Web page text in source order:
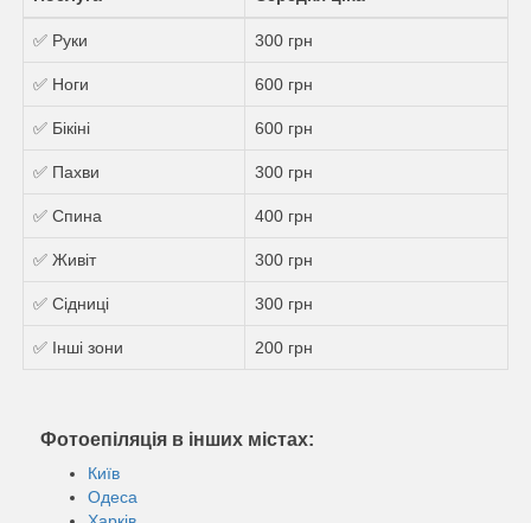
✅ Руки 300 грн
✅ Ноги 600 грн
✅ Бікіні 600 грн
✅ Пахви 300 грн
✅ Спина 400 грн
✅ Живіт 300 грн
✅ Сідниці 300 грн
✅ Інші зони 200 грн
Фотоепіляція в інших містах:
Київ
Одеса